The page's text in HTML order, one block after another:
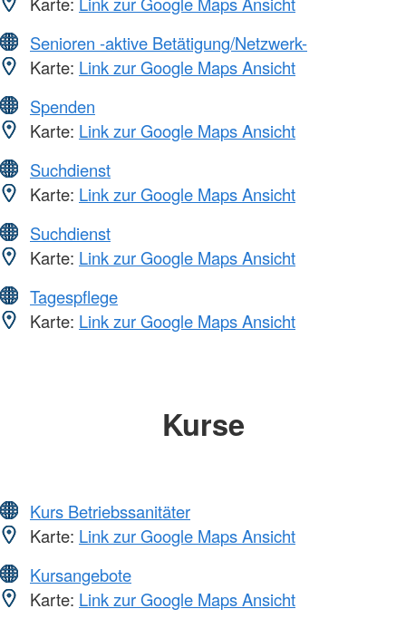
Senioren -aktive Betätigung/Netzwerk-
Karte: Link zur Google Maps Ansicht
Spenden
Karte: Link zur Google Maps Ansicht
Suchdienst
Karte: Link zur Google Maps Ansicht
Suchdienst
Karte: Link zur Google Maps Ansicht
Tagespflege
Karte: Link zur Google Maps Ansicht
Kurse
Kurs Betriebssanitäter
Karte: Link zur Google Maps Ansicht
Kursangebote
Karte: Link zur Google Maps Ansicht